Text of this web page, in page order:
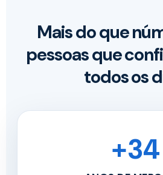
Mais do que
pessoas que
todos os
+34